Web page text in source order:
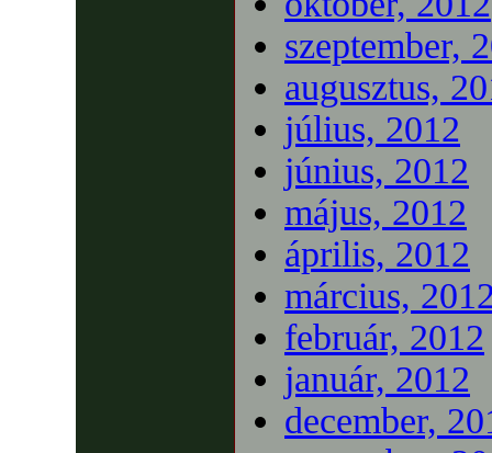
szeptember,
augusztus,
július, 2012
június, 2012
május, 2012
április, 2012
március,
február, 2012
január, 2012
december,